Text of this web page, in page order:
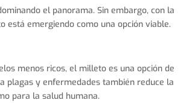
el panorama. Sin embargo, con la
está emergiendo como una opción viable.
menos ricos, el milleto es una opción de
plagas y enfermedades también reduce la
para la salud humana.